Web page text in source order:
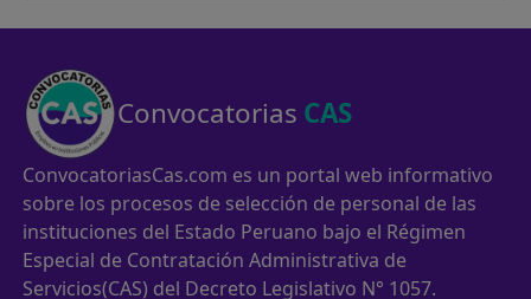
Convocatorias CAS
ConvocatoriasCas.com es un portal web informativo
sobre los procesos de selección de personal de las
instituciones del Estado Peruano bajo el Régimen
Especial de Contratación Administrativa de
Servicios(CAS) del Decreto Legislativo N° 1057.